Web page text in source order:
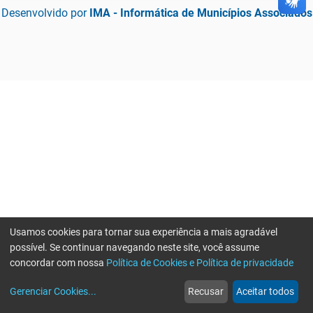
Desenvolvido por IMA - Informática de Municípios Associados
web
Notícias
more_horiz
Mais
Usamos cookies para tornar sua experiência a mais agradável
possível. Se continuar navegando neste site, você assume
concordar com nossa Política de Cookies e Política de privacidade
Gerenciar Cookies... Recusar Aceitar todos